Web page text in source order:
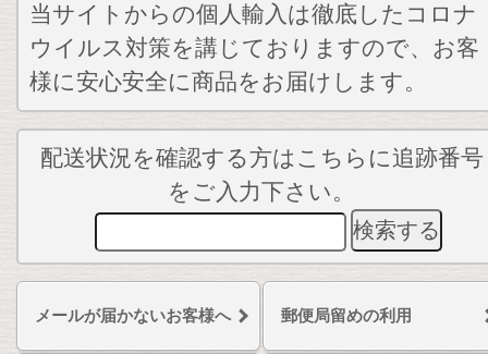
当サイトからの個人輸入は徹底したコロナ
ウイルス対策を講じておりますので、お客
様に安心安全に商品をお届けします。
配送状況を確認する方はこちらに追跡番号
をご入力下さい。
メールが届かないお客様へ 郵便局留めの利用